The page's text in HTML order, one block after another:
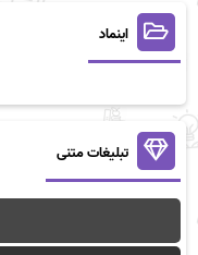
اینماد
تبلیغات متنی